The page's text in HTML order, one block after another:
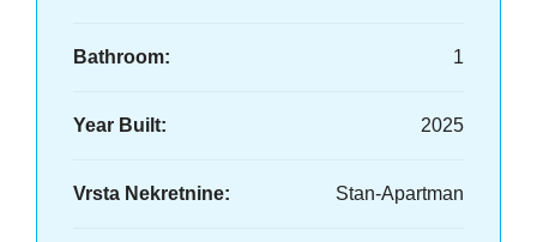
Bathroom: 1
Year Built: 2025
Vrsta Nekretnine: Stan-Apartman